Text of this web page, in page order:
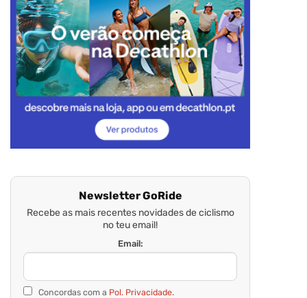
Newsletter GoRide
Recebe as mais recentes novidades de ciclismo
no teu email!
Email:
Concordas com a Pol. Privacidade.